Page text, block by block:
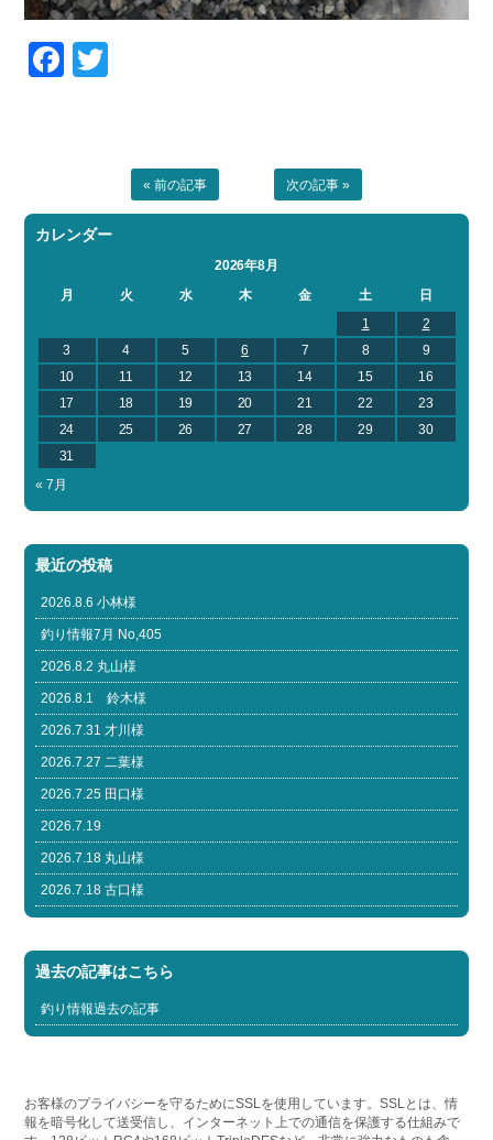
Facebook
« 前の記事 次の記事 »
カレンダー
2026年8月
月
火 水 木 金 土
日
1
2
3
4 5 6 7 8
9
10
11 12 13 14 15
16
17
18 19 20 21 22
23
24
25 26 27 28 29
30
31
« 7月
最近の投稿
2026.8.6 小林様
釣り情報7月 No,405
2026.8.2 丸山様
2026.8.1 鈴木様
2026.7.31 才川様
2026.7.27 二葉様
2026.7.25 田口様
2026.7.19
2026.7.18 丸山様
2026.7.18 古口様
過去の記事はこちら
釣り情報過去の記事
お客様のプライバシーを守るためにSSLを使用しています。SSLとは、情
報を暗号化して送受信し、インターネット上での通信を保護する仕組みで